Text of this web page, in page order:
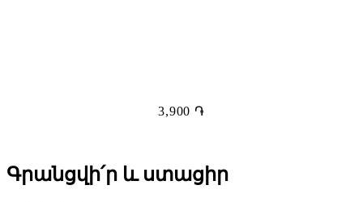
3,900 ֏
Գրանցվի՛ր և ստացիր